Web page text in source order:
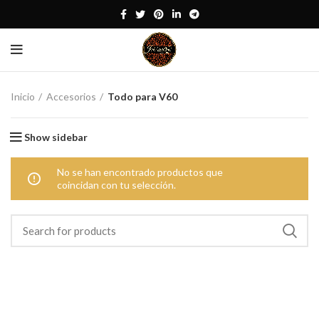
Inicio Accesorios Todo para V60
Show sidebar
No se han encontrado productos que
coincidan con tu selección.